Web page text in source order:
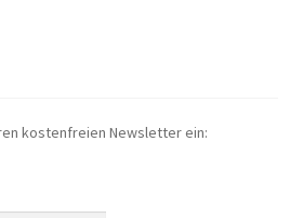
kostenfreien Newsletter ein: